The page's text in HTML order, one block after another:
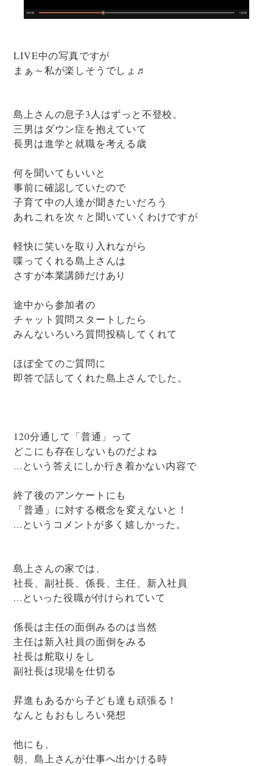
LIVE中の写真ですが
まぁ～私が楽しそうでしょ♬
島上さんの息子3人はずっと不登校。
三男はダウン症を抱えていて
長男は進学と就職を考える歳
何を聞いてもいいと
事前に確認していたので
子育て中の人達が聞きたいだろう
あれこれを次々と聞いていくわけですが
軽快に笑いを取り入れながら
喋ってくれる島上さんは
さすが本業講師だけあり
途中から参加者の
チャット質問スタートしたら
みんないろいろ質問投稿してくれて
ほぼ全てのご質問に
即答で話してくれた島上さんでした。
120分通して「普通」って
どこにも存在しないものだよね
...という答えにしか行き着かない内容で
終了後のアンケートにも
「普通」に対する概念を変えないと！
...というコメントが多く嬉しかった。
島上さんの家では、
社長、副社長、係長、主任、新入社員
...といった役職が付けられていて
係長は主任の面倒みるのは当然
主任は新入社員の面倒をみる
社長は舵取りをし
副社長は現場を仕切る
昇進もあるから子ども達も頑張る！
なんともおもしろい発想
他にも、
朝、島上さんが仕事へ出かける時